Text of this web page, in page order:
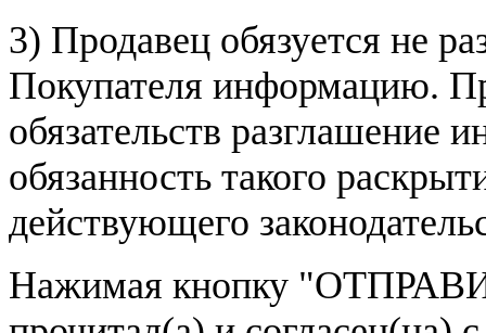
3) Продавец обязуется не
Покупателя информацию.
обязательств разглашение
обязанность такого
действующего
Нажимая кнопку